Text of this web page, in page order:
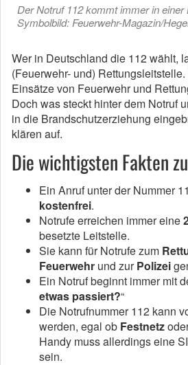
Der Notruf 112 kommt immer in einer
Symbolbild: Feuerwehr-Magazin/
Wer in Deutschland die 112 wählt,
(Feuerwehr- und)
Einsätze von Feuerwehr und
Doch was steckt hinter dem Notruf
in die Brandschutzerziehung
klären auf.
Die wichtigsten Fakten
Ein Anruf unter der Nummer
kostenfrei.
Notrufe erreichen immer eine
besetzte Leitstelle.
Sie kann für Notrufe zum
Feuerwehr und zurPolizei
Ein Notruf beginnt immer mit
etwas passiert?“
Die Notrufnummer 112 kann
werden, egal ob Festnetz
Handy muss allerdings eine
sein.